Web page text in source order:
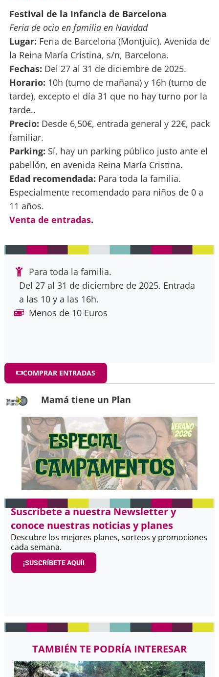
Festival de la Infancia de Barcelona
Feria de ocio en familia en Navidad
Lugar: Feria de Barcelona (Montjuic). Avenida de
la Reina María Cristina, s/n, Barcelona.
Fechas: Del 27 al 31 de diciembre de 2025.
Horario: 10h (turno de mañana) y 16h (turno de
tarde), excepto el día 31 que no hay turno por la
tarde..
Precio: Desde 6,50€, entrada general y 22€, pack
familiar.
Parking: Sí, hay un parking público justo ante el
pabellón, en avenida Reina María Cristina.
Edad recomendada: Para toda la familia.
Especialmente recomendado para niños de 0 a
11 años.
Venta de entradas.
Para toda la familia.
Del 27 al 31 de diciembre de 2025. Entrada
a las 10 y a las 16h.
Menos de 10 Euros
COMPRAR ENTRADAS
Mamá tiene un Plan
Suscríbete a nuestra Newsletter y
conoce nuestras noticias y planes
Descubre los mejores planes, sorteos y promociones
cada semana.
¡SUSCRÍBETE AQUÍ!
TAMBIÉN TE PODRÍA INTERESAR